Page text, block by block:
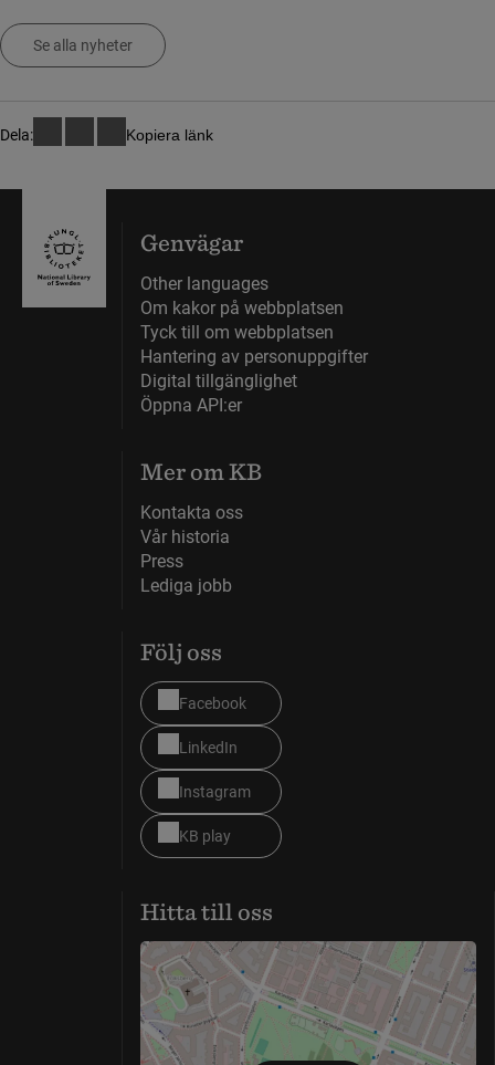
Se alla nyheter
Dela: Kopiera länk
Genvägar
Other languages
Om kakor på webbplatsen
Tyck till om webbplatsen
Hantering av personuppgifter
Digital tillgänglighet
Öppna API:er
Mer om KB
Kontakta oss
Vår historia
Press
Lediga jobb
Följ oss
Facebook
LinkedIn
Instagram
KB play
Hitta till oss